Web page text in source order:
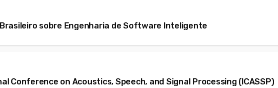
Brasileiro sobre Engenharia de Software Inteligente
Conference on Acoustics, Speech, and Signal Processing (ICASSP)